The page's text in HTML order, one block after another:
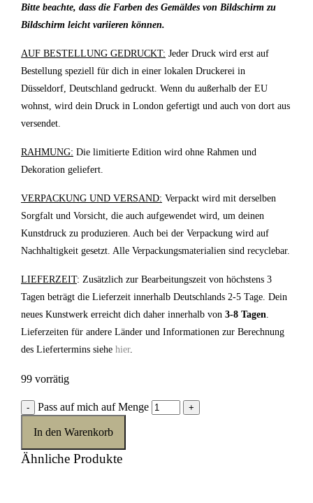
Bitte beachte, dass die Farben des Gemäldes von Bildschirm zu
Bildschirm leicht variieren können.
AUF BESTELLUNG GEDRUCKT: Jeder Druck wird erst auf
Bestellung speziell für dich in einer lokalen Druckerei in
Düsseldorf, Deutschland gedruckt. Wenn du außerhalb der EU
wohnst, wird dein Druck in London gefertigt und auch von dort aus
versendet.
RAHMUNG: Die limitierte Edition wird ohne Rahmen und
Dekoration geliefert.
VERPACKUNG UND VERSAND: Verpackt wird mit derselben
Sorgfalt und Vorsicht, die auch aufgewendet wird, um deinen
Kunstdruck zu produzieren. Auch bei der Verpackung wird auf
Nachhaltigkeit gesetzt. Alle Verpackungsmaterialien sind recyclebar.
LIEFERZEIT: Zusätzlich zur Bearbeitungszeit von höchstens 3
Tagen beträgt die Lieferzeit innerhalb Deutschlands 2-5 Tage. Dein
neues Kunstwerk erreicht dich daher innerhalb von 3-8 Tagen.
Lieferzeiten für andere Länder und Informationen zur Berechnung
des Liefertermins siehe hier.
99 vorrätig
- Pass auf mich auf Menge +
In den Warenkorb
Ähnliche Produkte